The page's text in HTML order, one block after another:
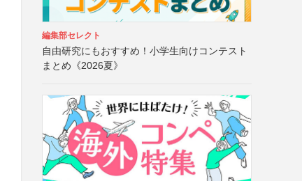
編集部セレクト
自由研究にもおすすめ！小学生向けコンテスト
まとめ《2026夏》